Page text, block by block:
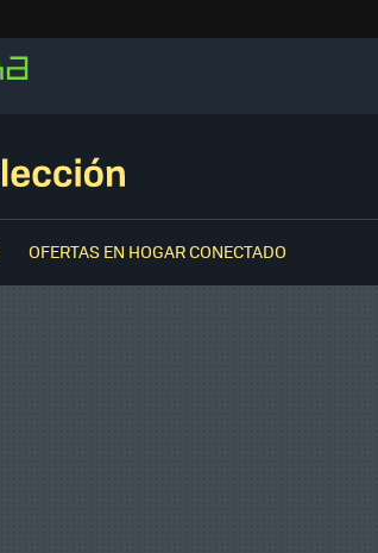
OFERTAS EN HOGAR CONECTADO